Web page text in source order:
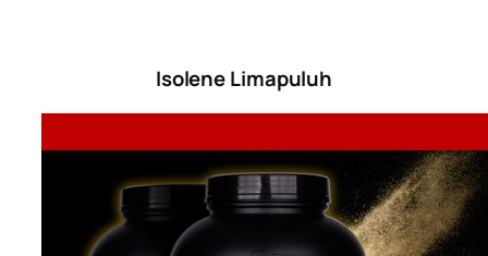
Isolene Limapuluh